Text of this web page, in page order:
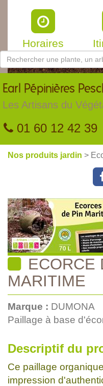
Horaires
Earl Pépinières
Les Artisans du
01 60 12 42 39
Nos produits jardin >
ECORCE
MARITIME
Marque : DUMONA
Paillage à base
Descriptif du
Ce paillage
impression